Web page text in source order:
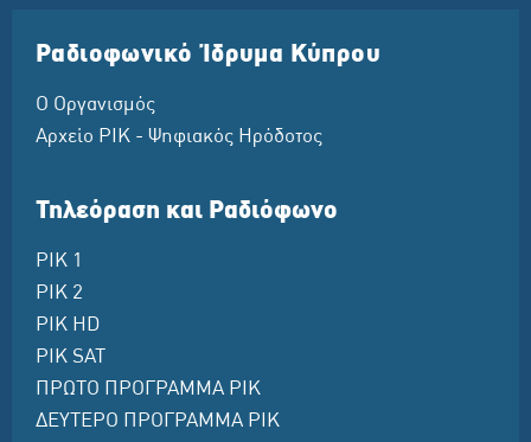
Ραδιοφωνικό Ίδρυμα Κύπρου
Ο Οργανισμός
Αρχείο ΡΙΚ - Ψηφιακός Ηρόδοτος
Τηλεόραση και Ραδιόφωνο
ΡΙΚ 1
ΡΙΚ 2
ΡΙΚ HD
ΡΙΚ SAT
ΠΡΩΤΟ ΠΡΟΓΡΑΜΜΑ ΡΙΚ
ΔΕΥΤΕΡΟ ΠΡΟΓΡΑΜΜΑ ΡΙΚ